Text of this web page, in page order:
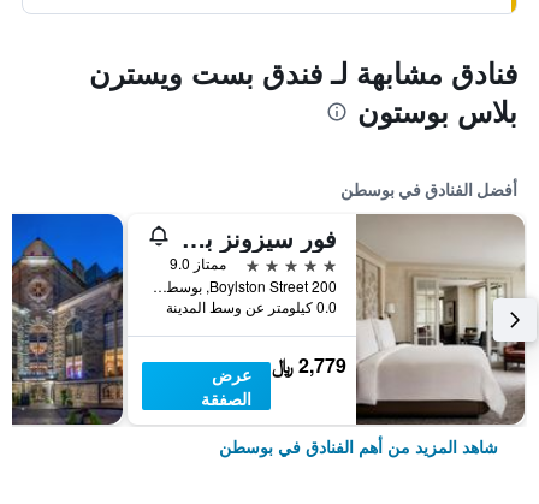
فنادق مشابهة لـ فندق بست ويسترن
بلاس بوستون
أفضل الفنادق في بوسطن
فور سيزونز بوسطن
5 نجوم
ممتاز 9.0
200 Boylston Street, بوسطن, MA, الولايات المتحدة الأميريكية
0.0 كيلومتر عن وسط المدينة
2,779 ﷼
عرض
الصفقة
شاهد المزيد من أهم الفنادق في بوسطن